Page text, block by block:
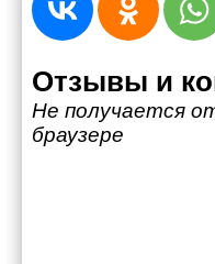
Отзывы и
Не получается
браузере